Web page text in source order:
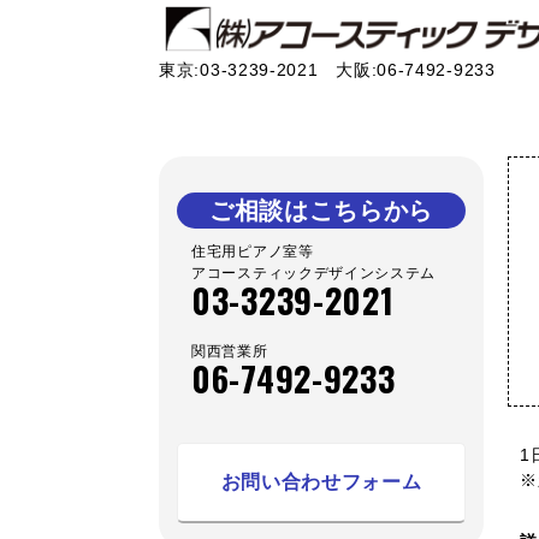
東京:03-3239-2021 大阪:06-7492-9233
ご相談はこちらから
住宅用ピアノ室等
アコースティックデザインシステム
03-3239-2021
関西営業所
06-7492-9233
お問い合わせフォーム
1
※